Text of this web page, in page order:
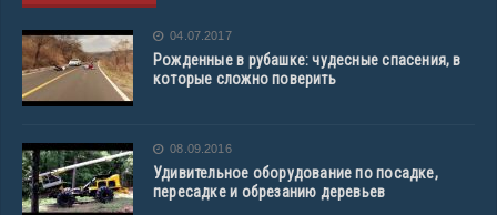
04.07.2017
Рожденные в рубашке: чудесные спасения, в
которые сложно поверить
08.09.2016
Удивительное оборудование по посадке,
пересадке и обрезанию деревьев